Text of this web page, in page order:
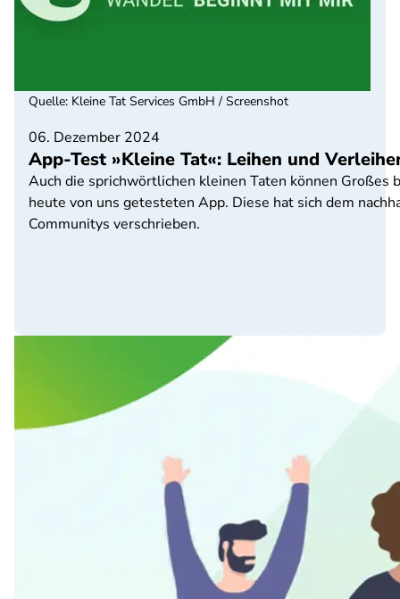
06. Dezember 2024
App-Test »Kleine Tat«: Leihen und
Auch die sprichwörtlichen kleinen Taten können
heute von uns getesteten App. Diese hat sich dem
Communitys verschrieben.
Quelle: Kleine Tat Services GmbH / Screenshot